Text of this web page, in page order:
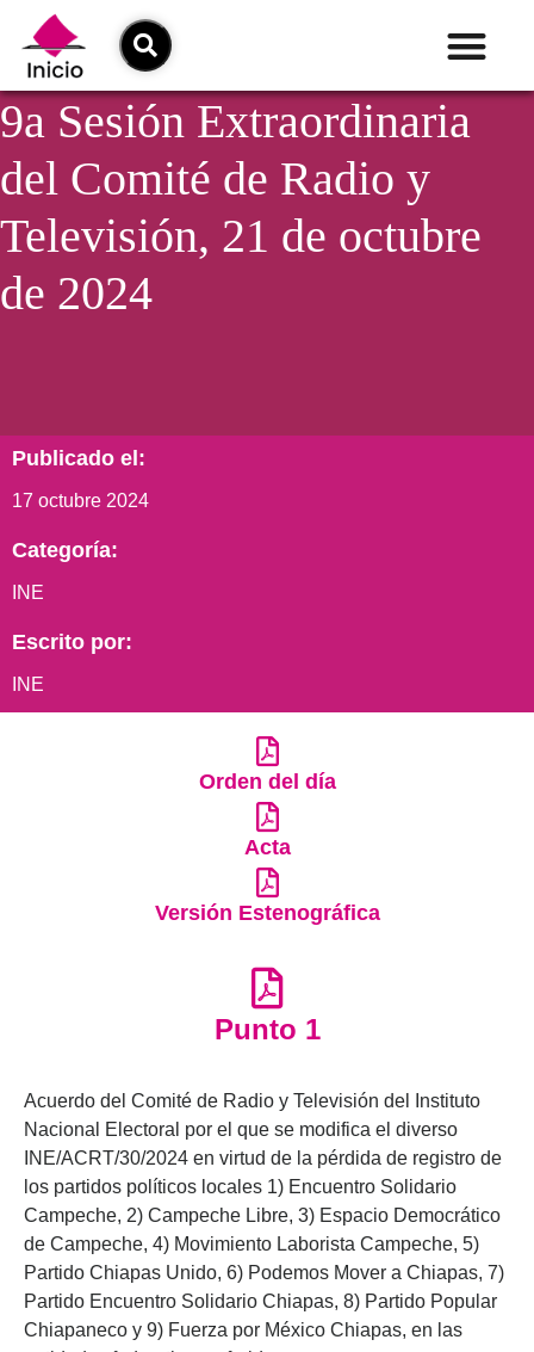
9a Sesión Extraordinaria
del Comité de Radio y
Televisión, 21 de octubre
de 2024
Publicado el:
17 octubre 2024
Categoría:
INE
Escrito por:
INE
Orden del día
Acta
Versión Estenográfica
Punto 1
Acuerdo del Comité de Radio y Televisión del Instituto
Nacional Electoral por el que se modifica el diverso
INE/ACRT/30/2024 en virtud de la pérdida de registro de
los partidos políticos locales 1) Encuentro Solidario
Campeche, 2) Campeche Libre, 3) Espacio Democrático
de Campeche, 4) Movimiento Laborista Campeche, 5)
Partido Chiapas Unido, 6) Podemos Mover a Chiapas, 7)
Partido Encuentro Solidario Chiapas, 8) Partido Popular
Chiapaneco y 9) Fuerza por México Chiapas, en las